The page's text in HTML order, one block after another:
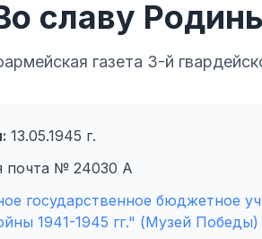
славу
газета 3-й
13.05.1945 г.
почта № 24030 А
государственное бюджетное
1941-1945 гг." (Музей Победы)